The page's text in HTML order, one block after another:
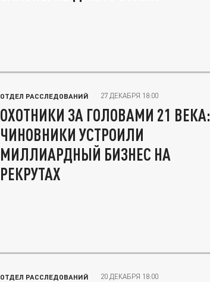
ОТДЕЛ РАССЛЕДОВАНИЙ 27 ДЕКАБРЯ 18:00
ОХОТНИКИ ЗА ГОЛОВАМИ 21 ВЕКА:
ЧИНОВНИКИ УСТРОИЛИ
МИЛЛИАРДНЫЙ БИЗНЕС НА
РЕКРУТАХ
ОТДЕЛ РАССЛЕДОВАНИЙ 20 ДЕКАБРЯ 18:00